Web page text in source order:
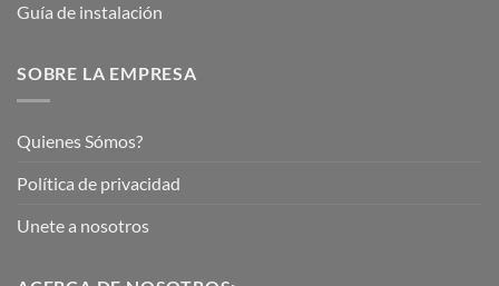
Guía de instalación
SOBRE LA EMPRESA
Quienes Sómos?
Política de privacidad
Unete a nosotros